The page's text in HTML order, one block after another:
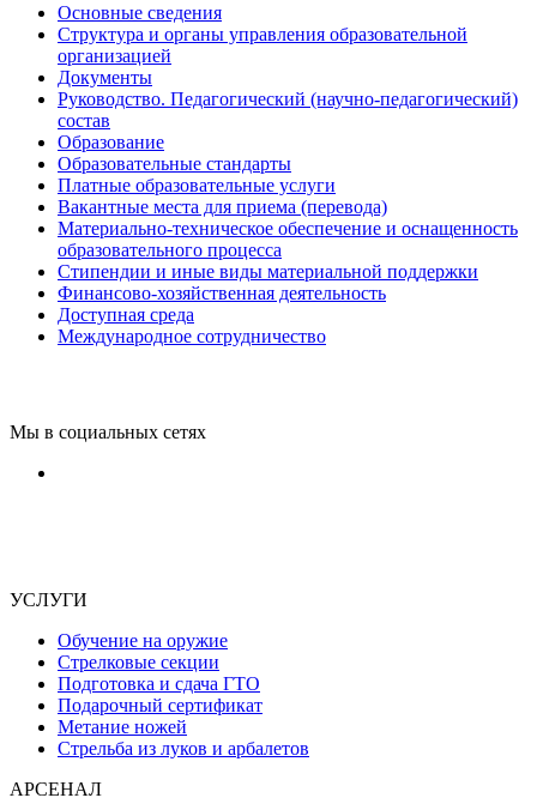
Основные сведения
Структура и органы управления образовательной
организацией
Документы
Руководство. Педагогический (научно-педагогический)
состав
Образование
Образовательные стандарты
Платные образовательные услуги
Вакантные места для приема (перевода)
Материально-техническое обеспечение и оснащенность
образовательного процесса
Стипендии и иные виды материальной поддержки
Финансово-хозяйственная деятельность
Доступная среда
Международное сотрудничество
Мы в социальных сетях
УСЛУГИ
Обучение на оружие
Стрелковые секции
Подготовка и сдача ГТО
Подарочный сертификат
Метание ножей
Стрельба из луков и арбалетов
АРСЕНАЛ